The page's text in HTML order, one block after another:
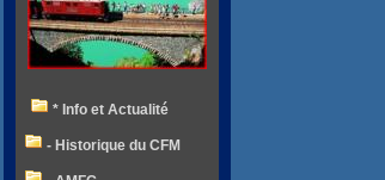
* Info et Actualité
- Historique du CFM